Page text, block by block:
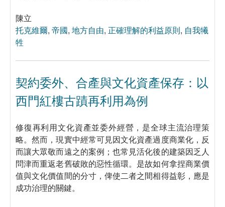
陳立
托克維爾, 帝國, 地方自由, 正確理解的利益原則, 自我犧
牲
契約委外、合產與文化資產保存：以
西門紅樓古蹟再利用為例
修復再利用文化資產並委外經營，是全球主流治理策
略。然而，現實中經常可見因文化資產過度商業化，反
而讓大眾敬而遠之的案例；也常見活化後的建築因乏人
問津而重返老舊破敗的惡性循環。是故如何拿捏商業價
值與文化價值間的分寸，俾使二者之間相得益彰，應是
成功治理的關鍵。